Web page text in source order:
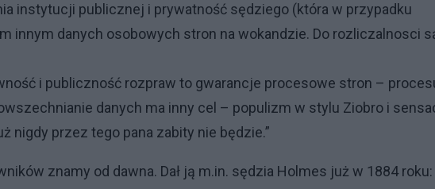
instytucji publicznej i prywatność sędziego (która w przypadku
innym danych osobowych stron na wokandzie. Do rozliczalnosci
i publiczność rozpraw to gwarancje procesowe stron –
danych ma inny cel – populizm w stylu Ziobro i
nigdy przez tego pana zabity nie będzie.”
znamy od dawna. Dał ją m.in. sędzia Holmes już w 1884 roku: